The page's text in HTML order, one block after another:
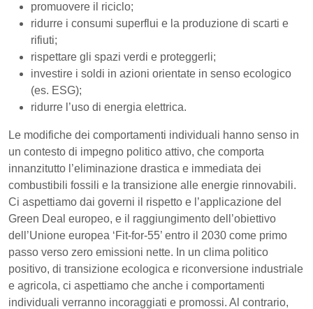
promuovere il riciclo;
ridurre i consumi superflui e la produzione di scarti e
rifiuti;
rispettare gli spazi verdi e proteggerli;
investire i soldi in azioni orientate in senso ecologico
(es. ESG);
ridurre l’uso di energia elettrica.
Le modifiche dei comportamenti individuali hanno senso in
un contesto di impegno politico attivo, che comporta
innanzitutto l’eliminazione drastica e immediata dei
combustibili fossili e la transizione alle energie rinnovabili.
Ci aspettiamo dai governi il rispetto e l’applicazione del
Green Deal europeo, e il raggiungimento dell’obiettivo
dell’Unione europea ‘Fit-for-55’ entro il 2030 come primo
passo verso zero emissioni nette. In un clima politico
positivo, di transizione ecologica e riconversione industriale
e agricola, ci aspettiamo che anche i comportamenti
individuali verranno incoraggiati e promossi. Al contrario,